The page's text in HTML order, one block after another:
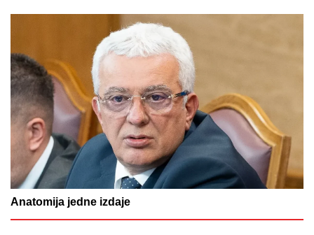
Anatomija jedne izdaje